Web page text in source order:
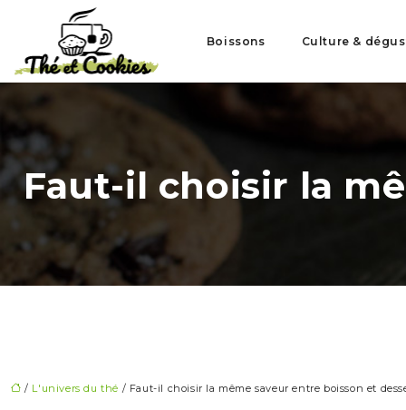
Boissons Culture &
Faut-il choisir la
/ L'univers du thé / Faut-il choisir la même saveur entre boisson et